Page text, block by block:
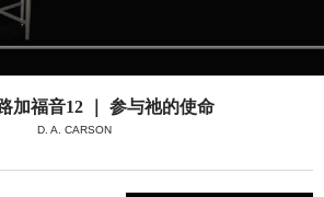
加福音12 ｜ 参与祂的使命
D. A. CARSON